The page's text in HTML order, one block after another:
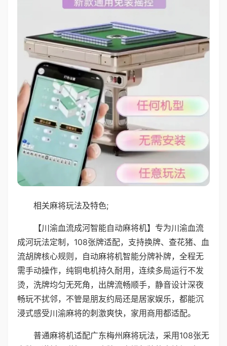
相关麻将玩法及特色;
【川渝血流成河智能自动麻将机】专为川渝血流
成河玩法定制，108张牌适配，支持换牌、查花猪、血
流胡牌核心规则，自动麻将机智能分牌补牌，全程无
需手动操作，纯铜电机持久耐用，连续多局运行不发
烫，洗牌均匀无死角，出牌流畅顺手，静音设计深夜
畅玩不扰邻，不管是朋友约局还是居家娱乐，都能沉
浸式感受川渝麻将的刺激爽快，家用商用都适配。
普通麻将机适配广东梅州麻将玩法，采用108张无